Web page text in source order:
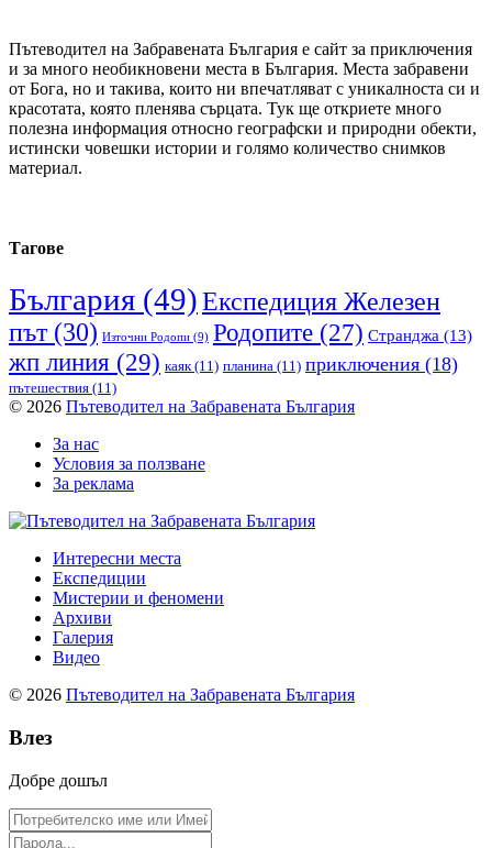
Пътеводител на Забравената България е сайт за приключения
и за много необикновени места в България. Места забравени
от Бога, но и такива, които ни впечатляват с уникалноста си и
красотата, която пленява сърцата. Тук ще откриете много
полезна информация относно географски и природни обекти,
истински човешки истории и голямо количество снимков
материал.
Тагове
България (49)Експедиция Железен
път(30) Източни Родопи (9) Родопите (27) Странджа (13)
жп линия (29) каяк(11) планина (11) приключения (18)
пътешествия (11)
© 2026 Пътеводител на Забравената България
За нас
Условия за ползване
За реклама
Интересни места
Експедиции
Мистерии и феномени
Архиви
Галерия
Видео
© 2026 Пътеводител на Забравената България
Влез
Добре дошъл